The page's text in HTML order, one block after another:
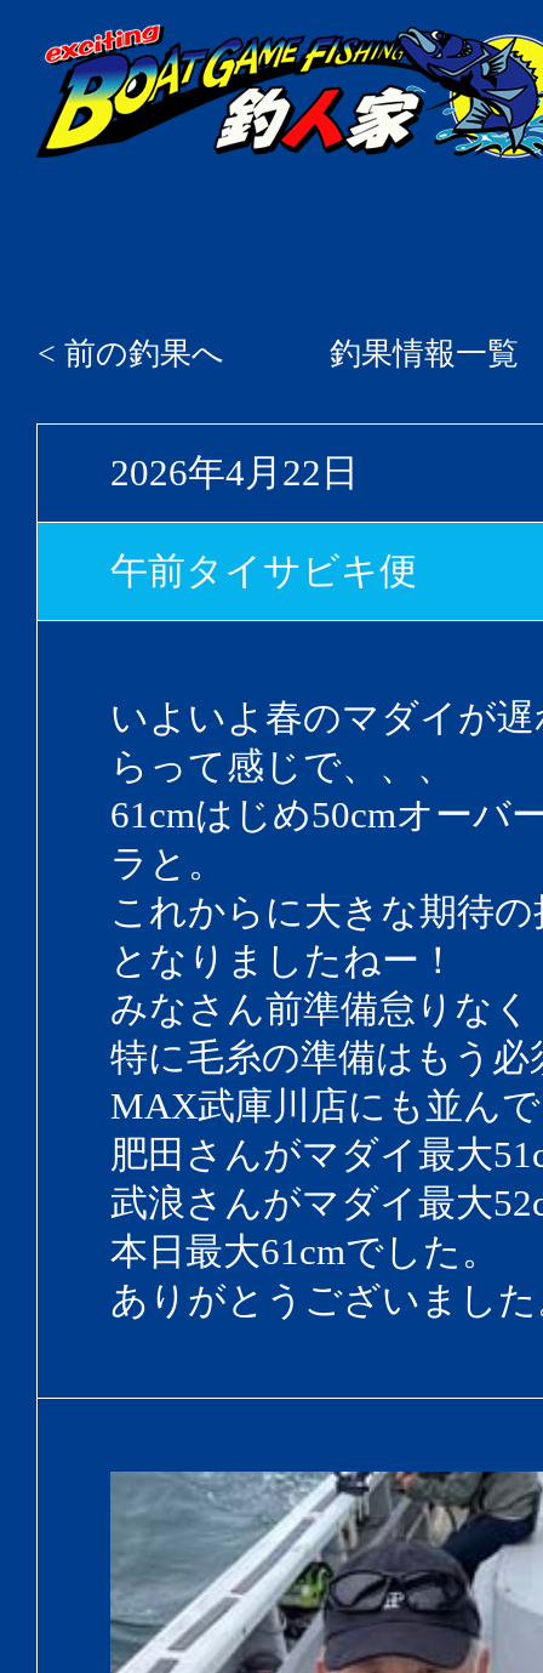
< 前の釣果へ 釣果情報一覧
2026年4月22日
午前タイサビキ便
いよいよ春のマダイが
らって感じで、、、
61cmはじめ50cmオーバ
ラと。
これからに大きな期待
となりましたねー！
みなさん前準備怠りなく
特に毛糸の準備はもう必
MAX武庫川店にも並ん
肥田さんがマダイ最大
武浪さんがマダイ最大
本日最大61cmでした。
ありがとうございまし